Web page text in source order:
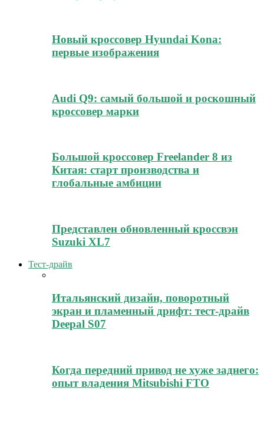
Новый кроссовер Hyundai Kona:
первые изображения
Audi Q9: самый большой и роскошный
кроссовер марки
Большой кроссовер Freelander 8 из
Китая: старт производства и
глобальные амбиции
Представлен обновленный кроссвэн
Suzuki XL7
Тест-драйв
Итальянский дизайн, поворотный
экран и пламенный дрифт: тест-драйв
Deepal S07
Когда передний привод не хуже заднего:
опыт владения Mitsubishi FTO